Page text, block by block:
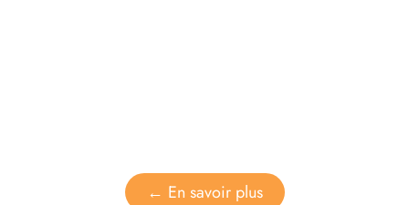
← En savoir plus